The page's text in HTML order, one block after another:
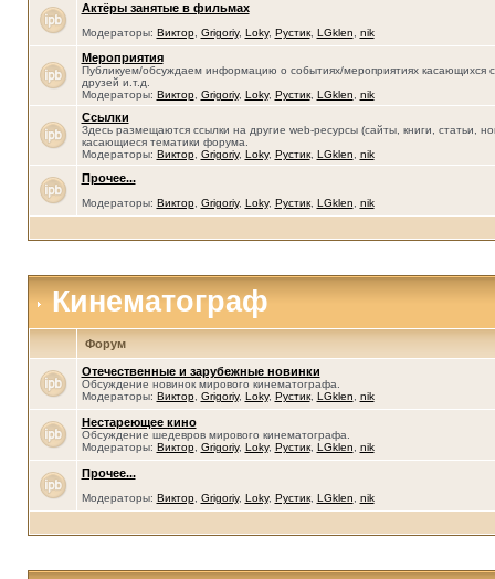
Актёры занятые в фильмах
Модераторы: Виктор, Grigoriy, Loky, Рустик, LGklen nik
Мероприятия
Публикуем/обсуждаем информацию о событиях/мероприятиях касающихся
друзей и.т.д.
Модераторы: Виктор, Grigoriy, Loky, Рустик, LGklen nik
Ссылки
Здесь размещаются ссылки на другие web-ресурсы (сайты, книги, статьи,
касающиеся тематики форума.
Модераторы: Виктор, Grigoriy, Loky, Рустик, LGklen nik
Прочее...
Модераторы: Виктор, Grigoriy, Loky, Рустик, LGklen nik
Кинематограф
Форум
Отечественные и зарубежные новинки
Обсуждение новинок мирового кинематографа.
Модераторы: Виктор, Grigoriy, Loky, Рустик, LGklen nik
Нестареющее кино
Обсуждение шедевров мирового кинематографа.
Модераторы: Виктор, Grigoriy, Loky, Рустик, LGklen nik
Прочее...
Модераторы: Виктор, Grigoriy, Loky, Рустик, LGklen nik